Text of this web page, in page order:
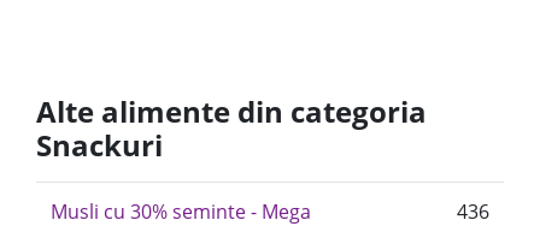
Alte alimente din categoria
Snackuri
Musli cu 30% seminte - Mega
436